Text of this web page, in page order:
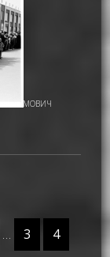
ИМАМОВИЧ
… 3 4